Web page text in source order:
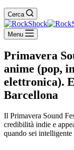
Cerca
Menu
Primavera
anime (pop,
elettronica).
Barcellona
Il Primavera Sound
credibilità indie e
quando sei